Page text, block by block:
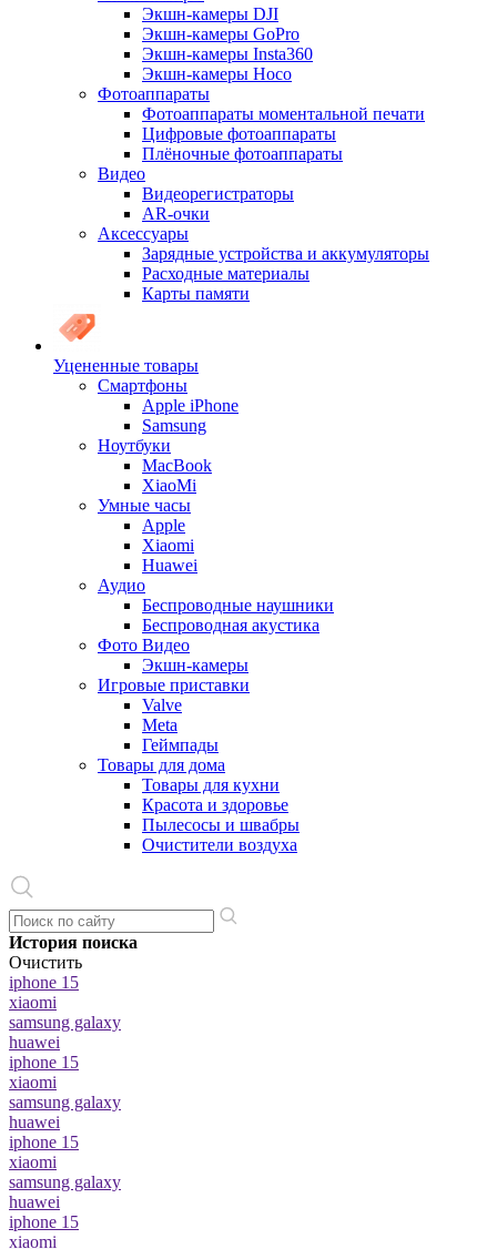
Экшн-камеры DJI
Экшн-камеры GoPro
Экшн-камеры Insta360
Экшн-камеры Hoco
Фотоаппараты
Фотоаппараты моментальной печати
Цифровые фотоаппараты
Плёночные фотоаппараты
Видео
Видеорегистраторы
AR-очки
Аксессуары
Зарядные устройства и аккумуляторы
Расходные материалы
Карты памяти
Уцененные товары
Cмартфоны
Apple iPhone
Samsung
Ноутбуки
MacBook
XiaoMi
Умные часы
Apple
Xiaomi
Huawei
Аудио
Беспроводные наушники
Беспроводная акустика
Фото Видео
Экшн-камеры
Игровые приставки
Valve
Meta
Геймпады
Товары для дома
Товары для кухни
Красота и здоровье
Пылесосы и швабры
Очистители воздуха
История поиска
Очистить
iphone 15
xiaomi
samsung galaxy
huawei
iphone 15
xiaomi
samsung galaxy
huawei
iphone 15
xiaomi
samsung galaxy
huawei
iphone 15
xiaomi